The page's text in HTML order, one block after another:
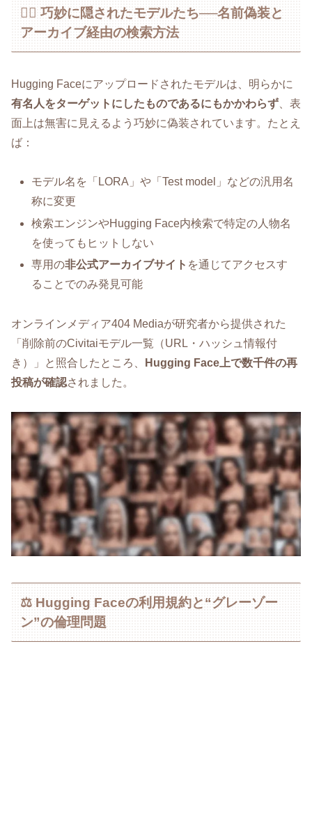
🕵️‍♀️ 巧妙に隠されたモデルたち──名前偽装と
アーカイブ経由の検索方法
Hugging Faceにアップロードされたモデルは、明らかに
有名人をターゲットにしたものであるにもかかわらず 、表
面上は無害に見えるよう巧妙に偽装されています。たとえ
ば：
モデル名を「LORA」や「Test model」などの汎用名
称に変更
検索エンジンやHugging Face内検索で特定の人物名
を使ってもヒットしない
専用の非公式アーカイブサイト を通じてアクセスす
ることでのみ発見可能
オンラインメディア404 Mediaが研究者から提供された
「削除前のCivitaiモデル一覧（URL・ハッシュ情報付
き）」と照合したところ、
Hugging Face上で数千件の再
投稿が確認されました。
⚖️ Hugging Faceの利用規約と“グレーゾー
ン”の倫理問題